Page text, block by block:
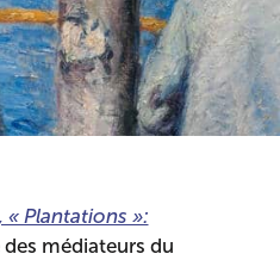
« Plantations »:
médiateurs du